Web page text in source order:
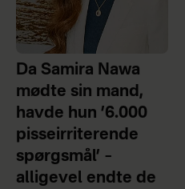
Da Samira Nawa
mødte sin mand,
havde hun ’6.000
pisseirriterende
spørgsmål’ –
alligevel endte de